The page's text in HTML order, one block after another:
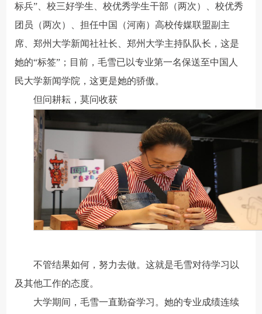
标兵”、校三好学生、校优秀学生干部（两次）、校优秀
团员（两次）、担任中国（河南）高校传媒联盟副主
席、郑州大学新闻社社长、郑州大学主持队队长，这是
她的“标签”；目前，毛雪已以专业第一名保送至中国人
民大学新闻学院，这更是她的骄傲。
但问耕耘，莫问收获
不管结果如何，努力去做。这就是毛雪对待学习以
及其他工作的态度。
大学期间，毛雪一直勤奋学习。她的专业成绩连续